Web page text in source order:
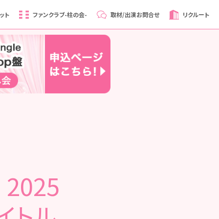
ト ファンクラブ-柱の会- 取材/出演お問合せ リクルート
2025